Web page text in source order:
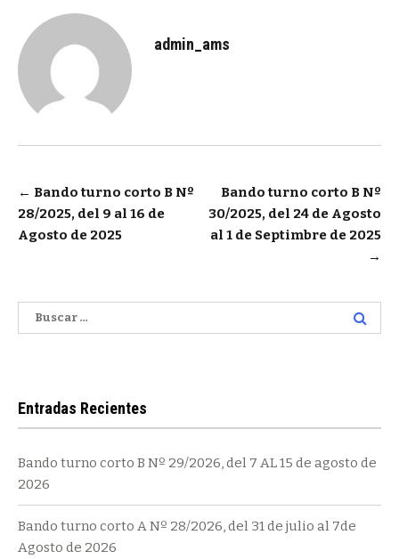
admin_ams
Navegación
de
entradas
← Bando turno corto B Nº
28/2025, del 9 al 16 de
Agosto de 2025
Bando turno corto B Nº
30/2025, del 24 de Agosto
al 1 de Septimbre de 2025
→
Buscar:
Entradas Recientes
Bando turno corto B Nº 29/2026, del 7 AL 15 de agosto de
2026
Bando turno corto A Nº 28/2026, del 31 de julio al 7de
Agosto de 2026